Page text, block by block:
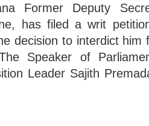
Former Deputy
has filed a writ
decision to interdict
Speaker of
Leader Sajith